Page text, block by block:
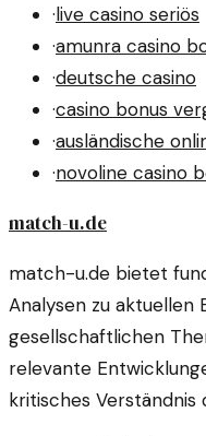
·live casino seriös
·amunra casino
·deutsche casino
·casino bonus
·ausländische
·novoline casino
match-u.de
match-u.de bietet
Analysen zu aktuellen
gesellschaftlichen
relevante
kritisches Verständnis